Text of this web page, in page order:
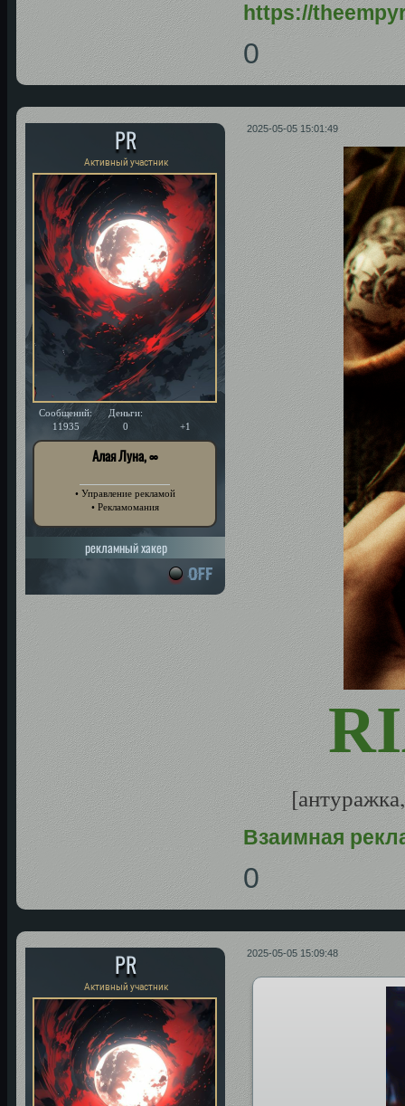
https://
0
2025-05-05 15:01:49
PR
Активный участник
Сообщений:
11935
Деньги:
0
+1
Алая Луна, ∞
• Управление рекламой
• Рекламомания
рекламный хакер
Взаимная
0
2025-05-05 15:09:48
PR
Активный участник